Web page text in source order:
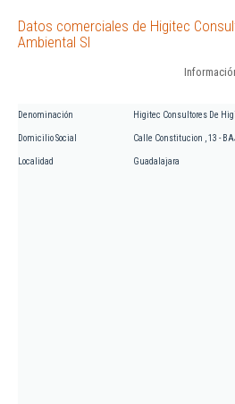
Datos comerciales de Higitec
Ambiental Sl
Denominación Higitec Consultores De
Domicilio Social Calle Constitucion , 13 -
Localidad Guadalajara